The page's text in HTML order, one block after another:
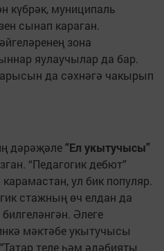
күбрәк, муниципаль
сынап караган.
зона
яулаучылар да бар.
да сәхнәгә чакырып
дәрәҗәле“Ел укытучысы”
“Педагогик дебют”
ул бик популяр.
стажның өч елдан да
Әлеге
мәктәбе укытучысы
теле һәм әдәбияты